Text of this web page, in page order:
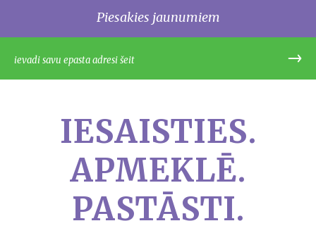
Piesakies jaunumiem
IESAISTIES.
APMEKLĒ.
PASTĀSTI.